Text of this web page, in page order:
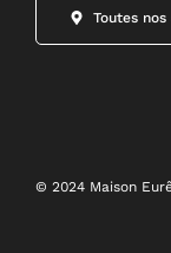
Toutes nos
© 2024 Maison